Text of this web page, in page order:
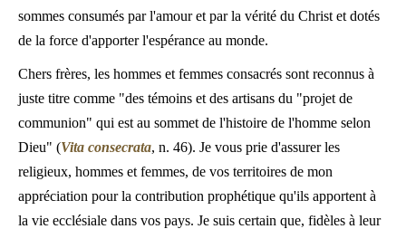
sommes consumés par l'amour et par la vérité du Christ et dotés
de la force d'apporter l'espérance au monde.
Chers frères, les hommes et femmes consacrés sont reconnus à
juste titre comme "des témoins et des artisans du "projet de
communion" qui est au sommet de l'histoire de l'homme selon
Dieu" (Vita consecrata, n. 46). Je vous prie d'assurer les
religieux, hommes et femmes, de vos territoires de mon
appréciation pour la contribution prophétique qu'ils apportent à
la vie ecclésiale dans vos pays. Je suis certain que, fidèles à leur